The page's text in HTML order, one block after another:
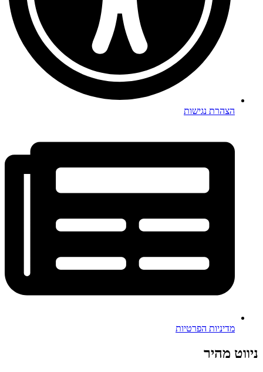
הצהרת נגישות
מדיניות הפרטיות
ניווט מהיר